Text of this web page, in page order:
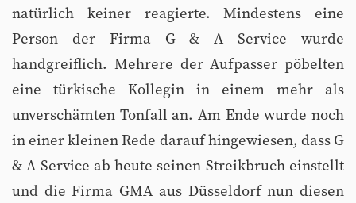
natürlich keiner reagierte. Mindestens eine
Person der Firma G & A Service wurde
handgreiflich. Mehrere der Aufpasser pöbelten
eine türkische Kollegin in einem mehr als
unverschämten Tonfall an. Am Ende wurde noch
in einer kleinen Rede darauf hingewiesen, dass G
& A Service ab heute seinen Streikbruch einstellt
und die Firma GMA aus Düsseldorf nun diesen